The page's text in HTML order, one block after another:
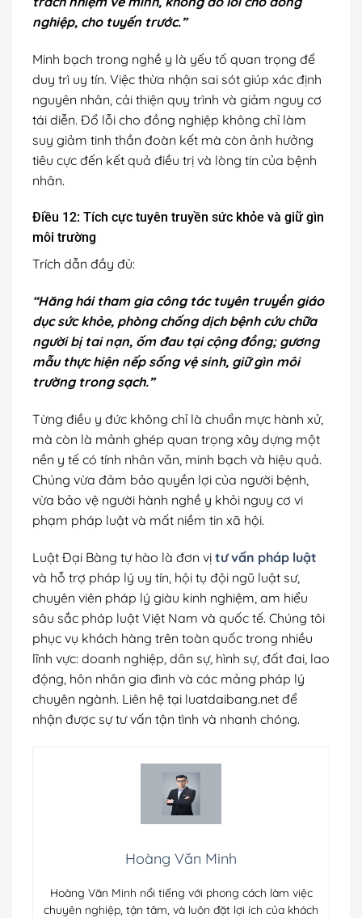
nghiệp, cho tuyến trước.”
Minh bạch trong nghề y là yếu tố quan trọng để
duy trì uy tín. Việc thừa nhận sai sót giúp xác định
nguyên nhân, cải thiện quy trình và giảm nguy cơ
tái diễn. Đổ lỗi cho đồng nghiệp không chỉ làm
suy giảm tinh thần đoàn kết mà còn ảnh hưởng
tiêu cực đến kết quả điều trị và lòng tin của bệnh
nhân.
Điều 12: Tích cực tuyên truyền sức khỏe và giữ gìn
môi trường
Trích dẫn đầy đủ:
“Hăng hái tham gia công tác tuyên truyền giáo
dục sức khỏe, phòng chống dịch bệnh cứu chữa
người bị tai nạn, ốm đau tại cộng đồng; gương
mẫu thực hiện nếp sống vệ sinh, giữ gìn môi
trường trong sạch.”
Từng điều y đức không chỉ là chuẩn mực hành xử,
mà còn là mảnh ghép quan trọng xây dựng một
nền y tế có tính nhân văn, minh bạch và hiệu quả.
Chúng vừa đảm bảo quyền lợi của người bệnh,
vừa bảo vệ người hành nghề y khỏi nguy cơ vi
phạm pháp luật và mất niềm tin xã hội.
Luật Đại Bàng tự hào là đơn vị tư vấn pháp luật
và hỗ trợ pháp lý uy tín, hội tụ đội ngũ luật sư,
chuyên viên pháp lý giàu kinh nghiệm, am hiểu
sâu sắc pháp luật Việt Nam và quốc tế. Chúng tôi
phục vụ khách hàng trên toàn quốc trong nhiều
lĩnh vực: doanh nghiệp, dân sự, hình sự, đất đai, lao
động, hôn nhân gia đình và các mảng pháp lý
chuyên ngành. Liên hệ tại luatdaibang.net để
nhận được sự tư vấn tận tình và nhanh chóng.
Hoàng Văn Minh
Hoàng Văn Minh nổi tiếng với phong cách làm việc
chuyên nghiệp, tận tâm, và luôn đặt lợi ích của khách